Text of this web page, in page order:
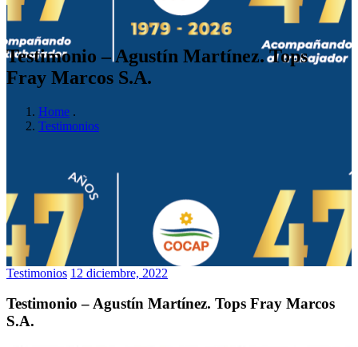
Testimonio – Agustín Martínez. Tops
Fray Marcos S.A.
Home .
Testimonios
Testimonios 12 diciembre, 2022
Testimonio – Agustín Martínez. Tops Fray Marcos
S.A.